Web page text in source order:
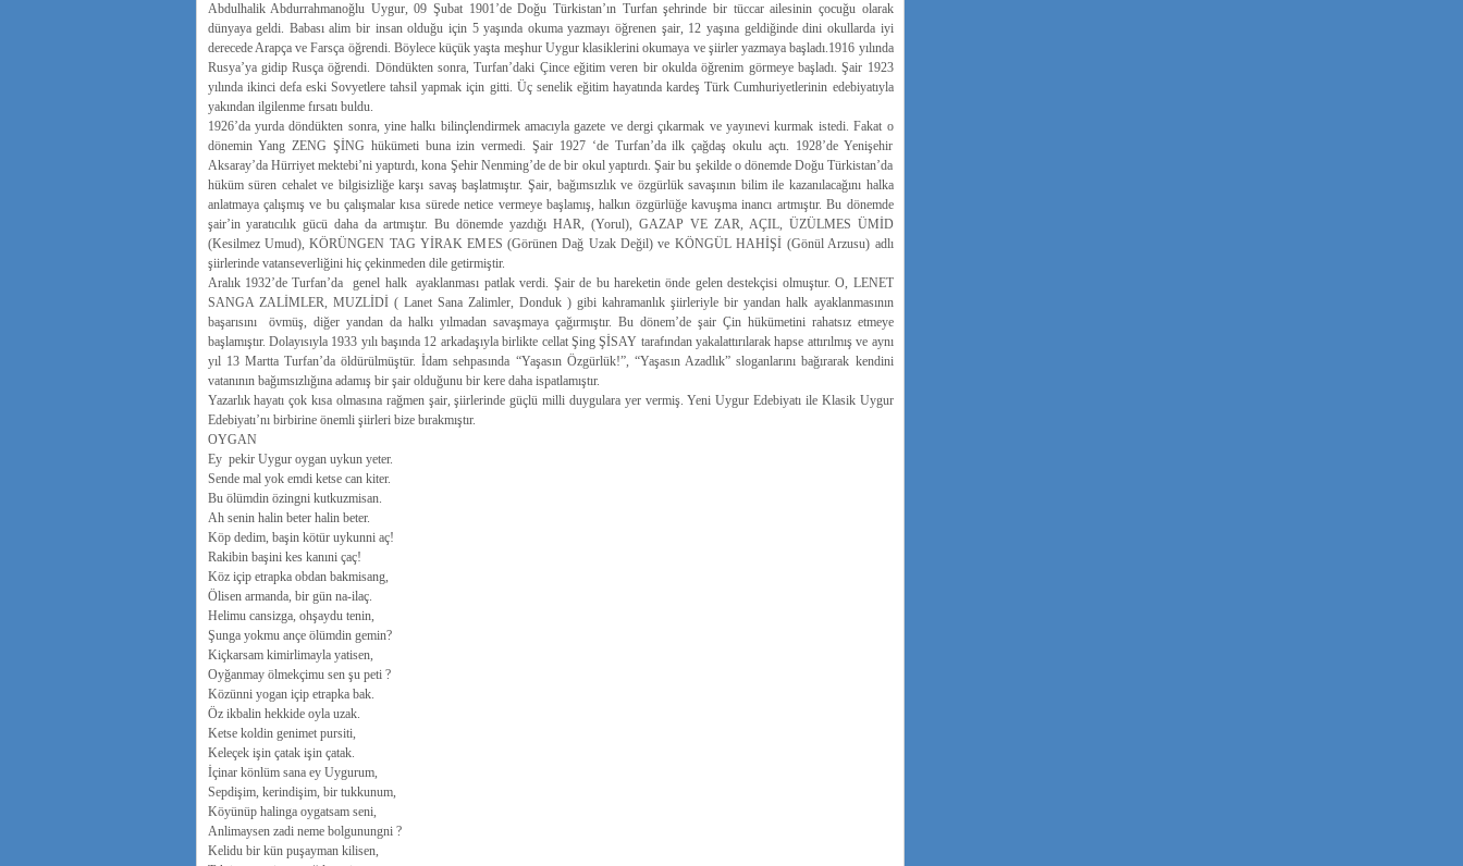
Abdulhalik Abdurrahmanoğlu Uygur, 09 Şubat 1901’de Doğu Türkistan’ın Turfan şehrinde bir tüccar ailesinin çocuğu olarak
dünyaya geldi. Babası alim bir insan olduğu için 5 yaşında okuma yazmayı öğrenen şair, 12 yaşına geldiğinde dini okullarda iyi
derecede Arapça ve Farsça öğrendi. Böylece küçük yaşta meşhur Uygur klasiklerini okumaya ve şiirler yazmaya başladı.1916 yılında
Rusya’ya gidip Rusça öğrendi. Döndükten sonra, Turfan’daki Çince eğitim veren bir okulda öğrenim görmeye başladı. Şair 1923
yılında ikinci defa eski Sovyetlere tahsil yapmak için gitti. Üç senelik eğitim hayatında kardeş Türk Cumhuriyetlerinin edebiyatıyla
yakından ilgilenme fırsatı buldu.
1926’da yurda döndükten sonra, yine halkı bilinçlendirmek amacıyla gazete ve dergi çıkarmak ve yayınevi kurmak istedi. Fakat o
dönemin Yang ZENG ŞİNG hükümeti buna izin vermedi. Şair 1927 ‘de Turfan’da ilk çağdaş okulu açtı. 1928’de Yenişehir
Aksaray’da Hürriyet mektebi’ni yaptırdı, kona Şehir Nenming’de de bir okul yaptırdı. Şair bu şekilde o dönemde Doğu Türkistan’da
hüküm süren cehalet ve bilgisizliğe karşı savaş başlatmıştır. Şair, bağımsızlık ve özgürlük savaşının bilim ile kazanılacağını halka
anlatmaya çalışmış ve bu çalışmalar kısa sürede netice vermeye başlamış, halkın özgürlüğe kavuşma inancı artmıştır. Bu dönemde
şair’in yaratıcılık gücü daha da artmıştır. Bu dönemde yazdığı HAR, (Yorul), GAZAP VE ZAR, AÇIL, ÜZÜLMES ÜMİD
(Kesilmez Umud), KÖRÜNGEN TAG YİRAK EMES (Görünen Dağ Uzak Değil) ve KÖNGÜL HAHİŞİ (Gönül Arzusu) adlı
şiirlerinde vatanseverliğini hiç çekinmeden dile getirmiştir.
Aralık 1932’de Turfan’da genel halk ayaklanması patlak verdi. Şair de bu hareketin önde gelen destekçisi olmuştur. O, LENET
SANGA ZALİMLER, MUZLİDİ ( Lanet Sana Zalimler, Donduk ) gibi kahramanlık şiirleriyle bir yandan halk ayaklanmasının
başarısını övmüş, diğer yandan da halkı yılmadan savaşmaya çağırmıştır. Bu dönem’de şair Çin hükümetini rahatsız etmeye
başlamıştır. Dolayısıyla 1933 yılı başında 12 arkadaşıyla birlikte cellat Şing ŞİSAY tarafından yakalattırılarak hapse attırılmış ve aynı
yıl 13 Martta Turfan’da öldürülmüştür. İdam sehpasında “Yaşasın Özgürlük!”, “Yaşasın Azadlık” sloganlarını bağırarak kendini
vatanının bağımsızlığına adamış bir şair olduğunu bir kere daha ispatlamıştır.
Yazarlık hayatı çok kısa olmasına rağmen şair, şiirlerinde güçlü milli duygulara yer vermiş. Yeni Uygur Edebiyatı ile Klasik Uygur
Edebiyatı’nı birbirine önemli şiirleri bize bırakmıştır.
OYGAN
Ey pekir Uygur oygan uykun yeter.
Sende mal yok emdi ketse can kiter.
Bu ölümdin özingni kutkuzmisan.
Ah senin halin beter halin beter.
Köp dedim, başin kötür uykunni aç!
Rakibin başini kes kanıni çaç!
Köz içip etrapka obdan bakmisang,
Ölisen armanda, bir gün na-ilaç.
Helimu cansizga, ohşaydu tenin,
Şunga yokmu ançe ölümdin gemin?
Kiçkarsam kimirlimayla yatisen,
Oyğanmay ölmekçimu sen şu peti ?
Közünni yogan içip etrapka bak.
Öz ikbalin hekkide oyla uzak.
Ketse koldin genimet pursiti,
Keleçek işin çatak işin çatak.
İçinar könlüm sana ey Uygurum,
Sepdişim, kerindişim, bir tukkunum,
Köyünüp halinga oygatsam seni,
Anlimaysen zadi neme bolgunungni ?
Kelidu bir kün puşayman kilisen,